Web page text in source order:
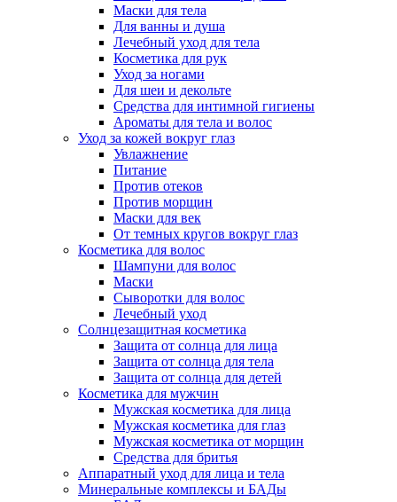
Маски для тела
Для ванны и душа
Лечебный уход для тела
Косметика для рук
Уход за ногами
Для шеи и декольте
Средства для интимной гигиены
Ароматы для тела и волос
Уход за кожей вокруг глаз
Увлажнение
Питание
Против отеков
Против морщин
Маски для век
От темных кругов вокруг глаз
Косметика для волос
Шампуни для волос
Маски
Сыворотки для волос
Лечебный уход
Солнцезащитная косметика
Защита от солнца для лица
Защита от солнца для тела
Защита от солнца для детей
Косметика для мужчин
Мужская косметика для лица
Мужская косметика для глаз
Мужская косметика от морщин
Средства для бритья
Аппаратный уход для лица и тела
Минеральные комплексы и БАДы